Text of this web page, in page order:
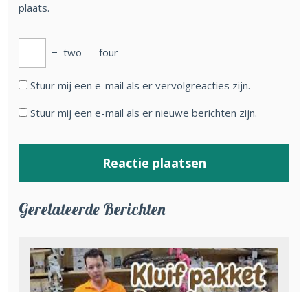
plaats.
− two = four
Stuur mij een e-mail als er vervolgreacties zijn.
Stuur mij een e-mail als er nieuwe berichten zijn.
Gerelateerde Berichten